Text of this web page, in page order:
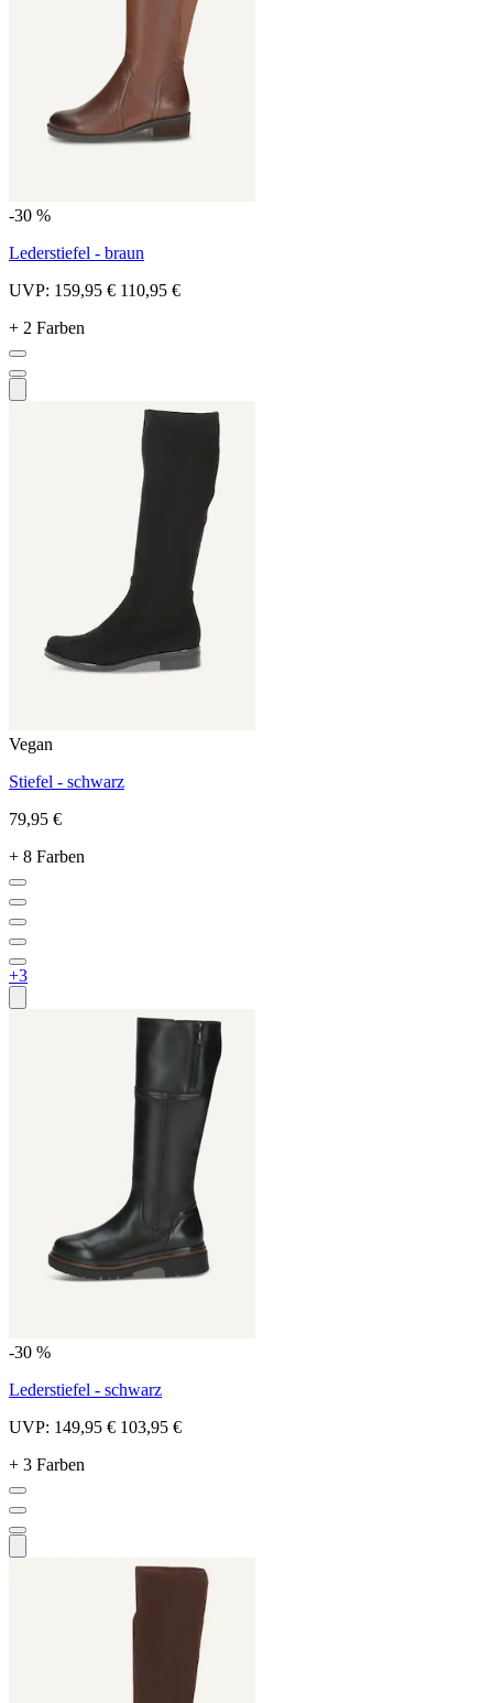
-30 %
Lederstiefel - braun
UVP: 159,95 € 110,95 €
+ 2 Farben
Vegan
Stiefel - schwarz
79,95 €
+ 8 Farben
+3
-30 %
Lederstiefel - schwarz
UVP: 149,95 € 103,95 €
+ 3 Farben